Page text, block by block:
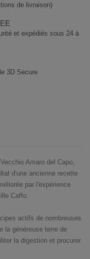
de livraison)
et expédiés sous 24 à
3D Secure
Amaro del Capo,
d'une ancienne recette
par l'expérience
Caffo.
actifs de nombreuses
la généreuse terre de
la digestion et procurer